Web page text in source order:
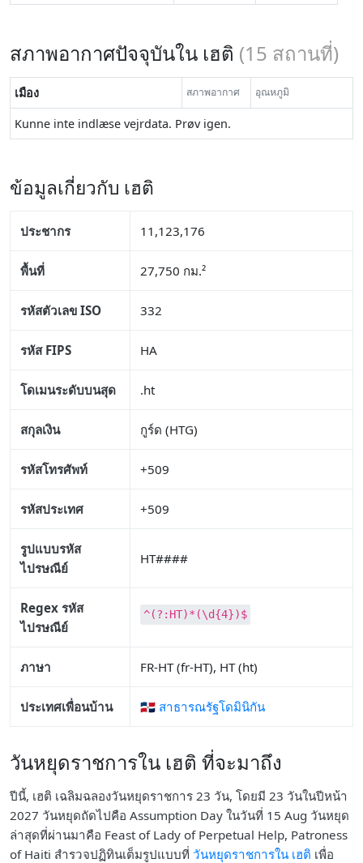
สภาพอากาศปัจจุบันใน เฮติ (15 สถานที่)
เมือง สภาพอากาศ อุณหภูมิ
Kunne inte indlæse vejrdata. Prøv igen.
ข้อมูลเกี่ยวกับ เฮติ
ประชากร 11,123,176
พื้นที่ 27,750 กม.²
รหัสตัวเลข ISO 332
รหัส FIPS HA
โดเมนระดับบนสุด .ht
สกุลเงิน กูร์ด (HTG)
รหัสโทรศัพท์ +509
รหัสประเทศ +509
รูปแบบรหัส
ไปรษณีย์
HT####
Regex รหัส
ไปรษณีย์
^(?:HT)*(\d{4})$
ภาษา FR-HT (fr-HT), HT (ht)
ประเทศเพื่อนบ้าน 🇩🇴 สาธารณรัฐโดมินิกัน
วันหยุดราชการใน เฮติ ที่จะมาถึง
ปีนี้, เฮติ เฉลิมฉลองวันหยุดราชการ 23 วัน, โดยมี 23 วันในปีหน้า
2027 วันหยุดถัดไปคือ Assumption Day ในวันที่ 15 Aug วันหยุด
ล่าสุดที่ผ่านมาคือ Feast of Lady of Perpetual Help, Patroness
of Haiti สำรวจปฏิทินเต็มรูปแบบที่ วันหยุดราชการใน เฮติ เพื่อ